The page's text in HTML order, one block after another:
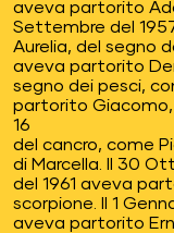
aveva partorito
Settembre del
Aurelia, del segno
aveva partorito
segno dei pesci,
partorito Giacomo,
16
del cancro, come
di Marcella. Il 30
del 1961 aveva
scorpione. Il 1
aveva partorito